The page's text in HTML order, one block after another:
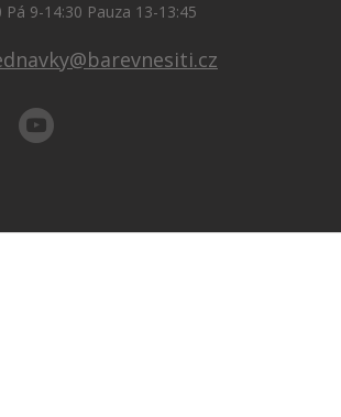
Pá 9-14:30 Pauza 13-13:45